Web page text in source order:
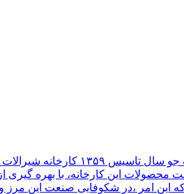
شیرآلات قهرمان نوع سازمان شرکت موقعیت
محصولات این کارخانه، با بهره
خود را به بیش از ۳۰ کشور جهان صادر میکند، که این